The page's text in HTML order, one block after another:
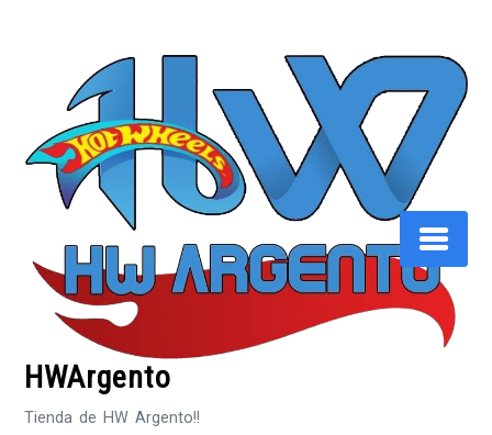
HWArgento
Tienda de HW Argento!!